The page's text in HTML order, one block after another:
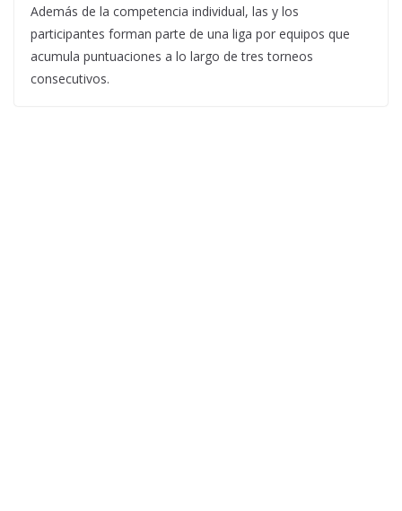
Además de la competencia individual, las y los
participantes forman parte de una liga por equipos que
acumula puntuaciones a lo largo de tres torneos
consecutivos.